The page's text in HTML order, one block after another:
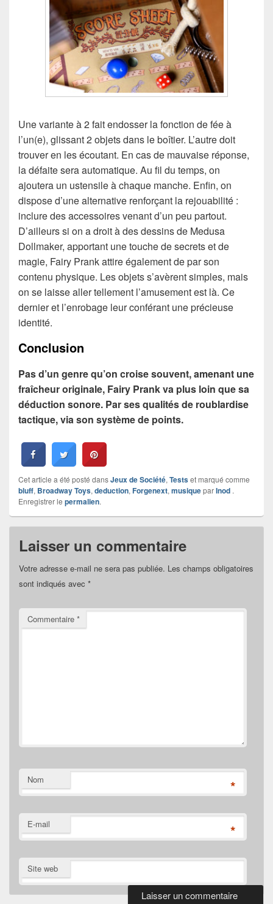
Une variante à 2 fait endosser la fonction de fée à
l’un(e), glissant 2 objets dans le boîtier. L’autre doit
trouver en les écoutant. En cas de mauvaise réponse,
la défaite sera automatique. Au fil du temps, on
ajoutera un ustensile à chaque manche. Enfin, on
dispose d’une alternative renforçant la rejouabilité :
inclure des accessoires venant d’un peu partout.
D’ailleurs si on a droit à des dessins de Medusa
Dollmaker, apportant une touche de secrets et de
magie, Fairy Prank attire également de par son
contenu physique. Les objets s’avèrent simples, mais
on se laisse aller tellement l’amusement est là. Ce
dernier et l’enrobage leur conférant une précieuse
identité.
Conclusion
Pas d’un genre qu’on croise souvent, amenant une
fraîcheur originale, Fairy Prank va plus loin que sa
déduction sonore. Par ses qualités de roublardise
tactique, via son système de points.
Cet article a été posté dansJeux de Société,Testset marqué comme
bluff, Broadway Toys,deduction,Forgenext,musiqueparInod .
Enregistrer le permalien.
Laisser un commentaire
Votre adresse e-mail ne sera pas publiée. Les champs obligatoires
sont indiqués avec *
Commentaire *
Nom *
E-mail *
Site web